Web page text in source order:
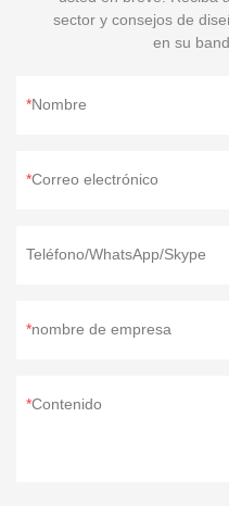
sector y consejos de
en su
Nombre
Correo electrónico
Teléfono/WhatsApp/Skype
nombre de empresa
Contenido